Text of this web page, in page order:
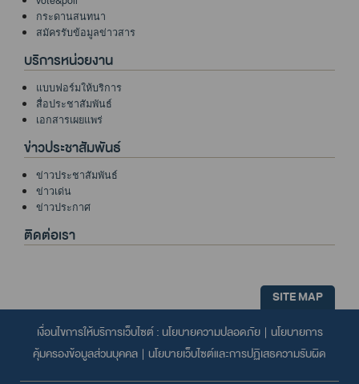
กระดานสนทนา
สมัครรับข้อมูลข่าวสาร
บริการหน่วยงาน
แบบฟอร์มให้บริการ
สื่อประชาสัมพันธ์
เอกสารเผยแพร่
ข่าวประชาสัมพันธ์
ข่าวประชาสัมพันธ์
ข่าวเด่น
ข่าวประกาศ
ติดต่อเรา
SITE MAP
เงื่อนไขการให้บริการเว็บไซต์ : นโยบายความปลอดภัย| นโยบายการ
คุ้มครองข้อมูลส่วนบุคคล | นโยบายเว็บไซต์และการปฏิเสธความรับผิด